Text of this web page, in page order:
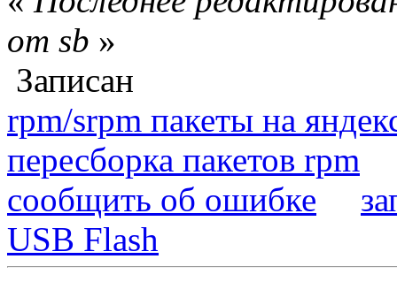
от sb »
Записан
rpm/srpm пакеты на
пересборка пакетов rpm
сообщить об ошибке
USB Flash